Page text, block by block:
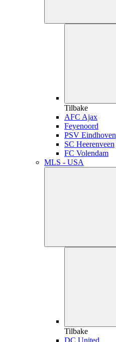
Tilbake
AFC Ajax
Feyenoord
PSV Eindhoven
SC Heerenveen
FC Volendam
MLS - USA
Tilbake
DC United